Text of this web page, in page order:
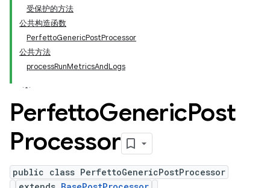
受保护的方法
公共构造函数
PerfettoGenericPostProcessor
公共方法
processRunMetricsAndLogs
PerfettoGenericPost
Processor
public class PerfettoGenericPostProcessor